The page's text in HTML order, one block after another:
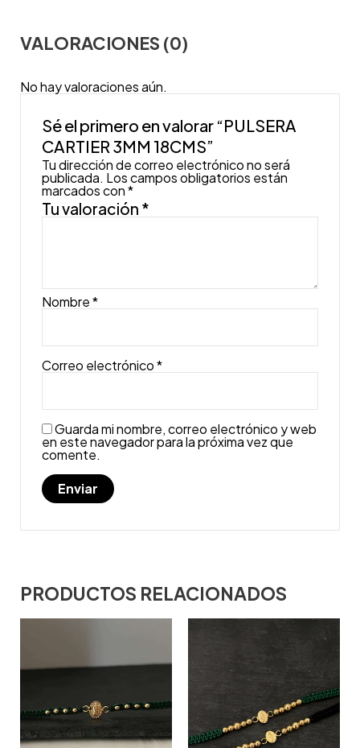
VALORACIONES (0)
No hay valoraciones aún.
Sé el primero en valorar “PULSERA
CARTIER 3MM 18CMS”
Tu dirección de correo electrónico no será
publicada. Los campos obligatorios están
marcados con*
Tu valoración *
Nombre*
Correo electrónico*
Guarda mi nombre, correo electrónico y web
en este navegador para la próxima vez que
comente.
PRODUCTOS RELACIONADOS